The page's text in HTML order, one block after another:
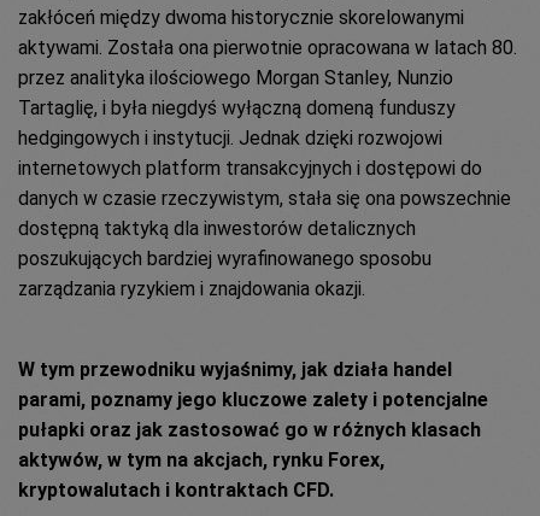
zakłóceń między dwoma historycznie skorelowanymi
aktywami. Została ona pierwotnie opracowana w latach 80.
przez analityka ilościowego Morgan Stanley, Nunzio
Tartaglię, i była niegdyś wyłączną domeną funduszy
hedgingowych i instytucji. Jednak dzięki rozwojowi
internetowych platform transakcyjnych i dostępowi do
danych w czasie rzeczywistym, stała się ona powszechnie
dostępną taktyką dla inwestorów detalicznych
poszukujących bardziej wyrafinowanego sposobu
zarządzania ryzykiem i znajdowania okazji.
W tym przewodniku wyjaśnimy, jak działa handel
parami, poznamy jego kluczowe zalety i potencjalne
pułapki oraz jak zastosować go w różnych klasach
aktywów, w tym na akcjach, rynku Forex,
kryptowalutach i kontraktach CFD.